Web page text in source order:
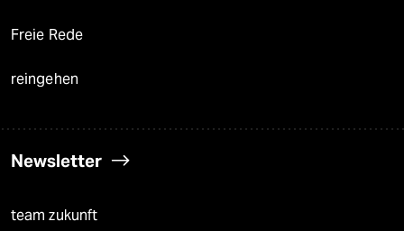
Freie Rede
reingehen
Newsletter
team zukunft